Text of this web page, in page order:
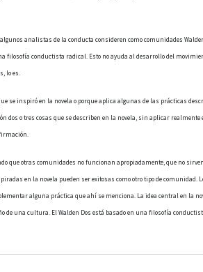
analistas de la conducta consideren como comunidades
filosofía conductista radical. Esto no ayuda al desarrollo del
lo es.
se inspiró en la novela o porque aplica algunas de las prácticas
dos o tres cosas que se describen en la novela, sin aplicar
que otras comunidades no funcionan apropiadamente, que no
en la novela pueden ser exitosas como otro tipo de comunidad.
alguna práctica que ahí se menciona. La idea central en la
de una cultura. El Walden Dos está basado en una filosofía